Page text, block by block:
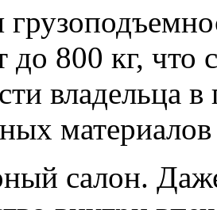
до 800 кг,
владельца в
салон.